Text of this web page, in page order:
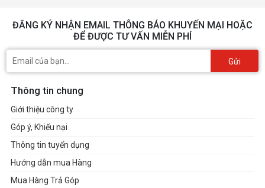
500 GB, 1,000 GB: Up to 19,000 IOPS
RANDOM WRITE (4KB, QD1)
Up to 60,000 IOPS
Environment
AVERAGE POWER
CONSUMPTION
(SYSTEM LEVEL)
250 GB: Average 5.0 W Maximum 8.0 W
500 GB: Average 5.8 W Maximum 9.0 W
ĐĂNG KÝ NHẬN EMAIL THÔNG BÁO KHUYẾN MẠI HOẶC
ĐỂ ĐƯỢC TƯ VẤN MIỄN PHÍ
Gửi
Thông tin chung
Giới thiệu công ty
Góp ý, Khiếu nại
Thông tin tuyển dụng
Hướng dẫn mua Hàng
Mua Hàng Trả Góp